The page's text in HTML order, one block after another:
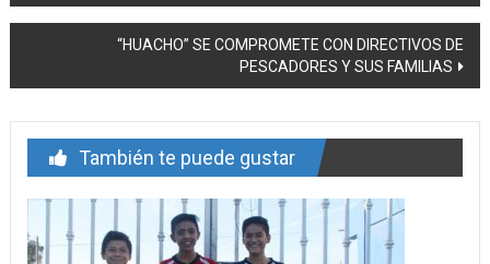
de
“HUACHO” SE COMPROMETE CON DIRECTIVOS DE
PESCADORES Y SUS FAMILIAS
También te puede gustar